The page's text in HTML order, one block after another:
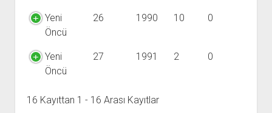
Yeni
Öncü
26 1990 10 0
Yeni
Öncü
27 1991 2 0
16 Kayıttan 1 - 16 Arası Kayıtlar